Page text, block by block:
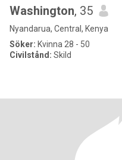
Washington, 35
Nyandarua, Central, Kenya
Söker: Kvinna 28 - 50
Civilstånd: Skild